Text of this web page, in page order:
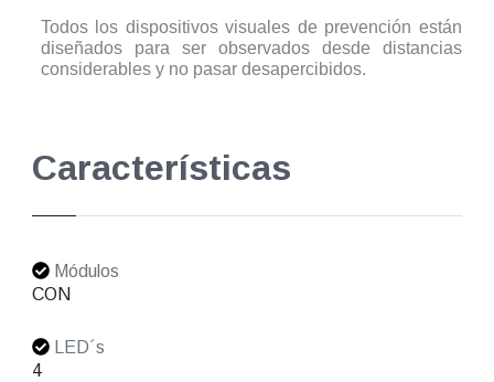
Todos los dispositivos visuales de prevención están
diseñados para ser observados desde distancias
considerables y no pasar desapercibidos.
Características
Módulos
CON
LED´s
4